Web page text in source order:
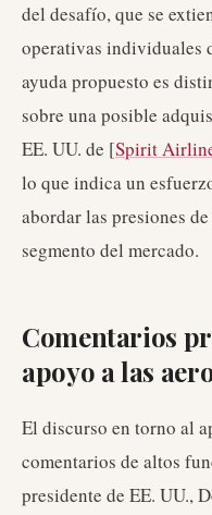
del desafío, que se
operativas individuales
ayuda propuesto es
sobre una posible
EE. UU. de [Spirit
lo que indica un
abordar las presiones
segmento del mercado.
Comentarios
apoyo a las
El discurso en torno al
comentarios de altos
presidente de EE. UU.,